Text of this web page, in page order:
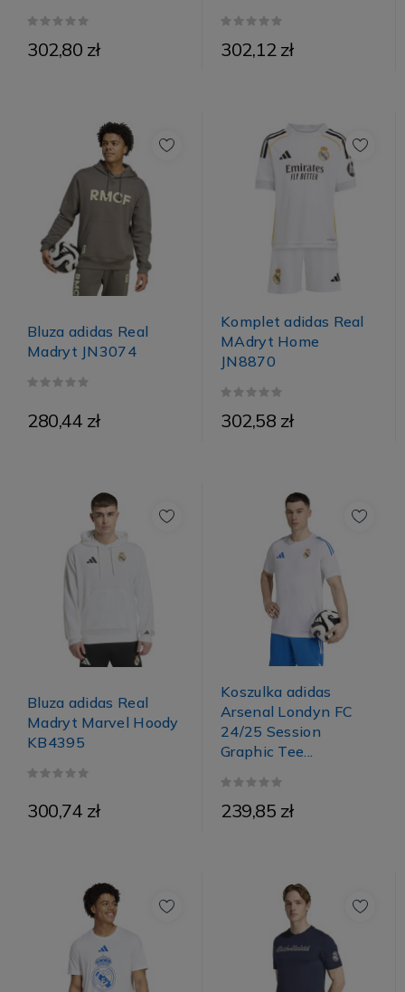
302,80 zł 302,12 zł
Bluza adidas Real
Madryt JN3074
280,44 zł
Komplet adidas Real
MAdryt Home
JN8870
302,58 zł
Bluza adidas Real
Madryt Marvel Hoody
KB4395
300,74 zł
Koszulka adidas
Arsenal Londyn FC
24/25 Session
Graphic Tee...
239,85 zł